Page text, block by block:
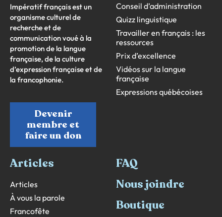
Impératif français est un
organisme culturel de
recherche et de
communication voué à la
promotion de la langue
française, de la culture
d’expression française et de
la francophonie.
Devenir
membre et
faire un don
Conseil d’administration
Quizz linguistique
Travailler en français : les
ressources
Prix d’excellence
Vidéos sur la langue
française
Expressions québécoises
Articles
Articles
À vous la parole
Francofête
FAQ
Nous joindre
Boutique